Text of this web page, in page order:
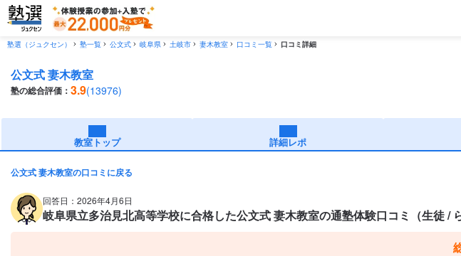
塾選（ジュクセン） 塾一覧 公文式 岐阜県 土岐市 妻木教室 口コミ一覧 口コミ詳細
公文式 妻木教室
塾の総合評価： 3.9(13976)
教室トップ 詳細レポ
公文式 妻木教室の口コミに戻る
回答日：2026年4月6日
岐阜県立多治見北高等学校に合格した公文式 妻木教室の通塾体験口コミ（生徒 /